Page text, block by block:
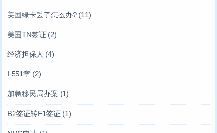
美国绿卡丢了怎么办? (11)
美国TN签证 (2)
经济担保人 (4)
I-551章 (2)
加急移民局办案 (1)
B2签证转F1签证 (1)